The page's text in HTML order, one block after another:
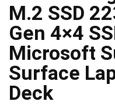
M.2 SSD
Gen 4×4
Microsoft
Surface
Deck